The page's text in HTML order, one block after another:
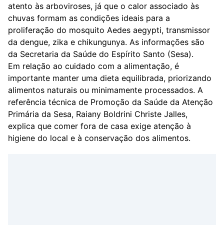
atento às arboviroses, já que o calor associado às
chuvas formam as condições ideais para a
proliferação do mosquito Aedes aegypti, transmissor
da dengue, zika e chikungunya. As informações são
da Secretaria da Saúde do Espírito Santo (Sesa).
Em relação ao cuidado com a alimentação, é
importante manter uma dieta equilibrada, priorizando
alimentos naturais ou minimamente processados. A
referência técnica de Promoção da Saúde da Atenção
Primária da Sesa, Raiany Boldrini Christe Jalles,
explica que comer fora de casa exige atenção à
higiene do local e à conservação dos alimentos.